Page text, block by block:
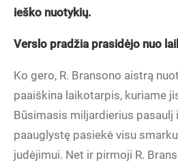
ieško nuotykių.
Verslo pradžia prasidėjo nuo
Ko gero, R. Bransono aistrą
paaiškina laikotarpis, kuriame
Būsimasis miljardierius pasaulį
paauglystę pasiekė visu
judėjimui. Net ir pirmoji R.